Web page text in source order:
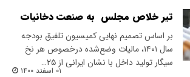
تیر خلاص مجلس ‌ به صنعت دخانیات
بر اساس تصمیم نهایی کمیسیون تلفیق بودجه
سال ۱۴۰۱، مالیات وضع‌شده درخصوص هر نخ
سیگار تولید داخل با نشان ایرانی از ۲۵…
۰۱ اسفند ۱۴۰۰